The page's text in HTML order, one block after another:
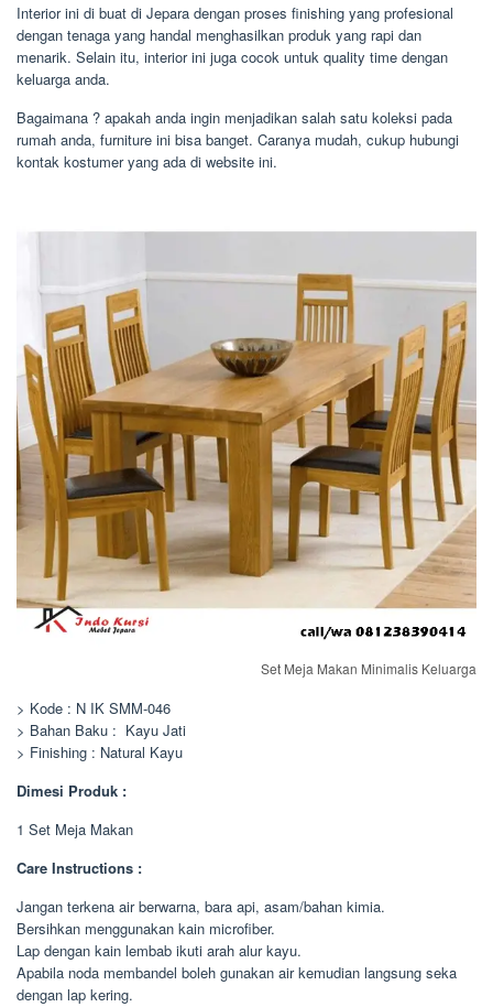
Interior ini di buat di Jepara dengan proses finishing yang profesional
dengan tenaga yang handal menghasilkan produk yang rapi dan
menarik. Selain itu, interior ini juga cocok untuk quality time dengan
keluarga anda.
Bagaimana ? apakah anda ingin menjadikan salah satu koleksi pada
rumah anda, furniture ini bisa banget. Caranya mudah, cukup hubungi
kontak kostumer yang ada di website ini.
Set Meja Makan Minimalis Keluarga
> Kode : N IK SMM-046
> Bahan Baku : Kayu Jati
> Finishing : Natural Kayu
Dimesi Produk :
1 Set Meja Makan
Care Instructions :
Jangan terkena air berwarna, bara api, asam/bahan kimia.
Bersihkan menggunakan kain microfiber.
Lap dengan kain lembab ikuti arah alur kayu.
Apabila noda membandel boleh gunakan air kemudian langsung seka
dengan lap kering.